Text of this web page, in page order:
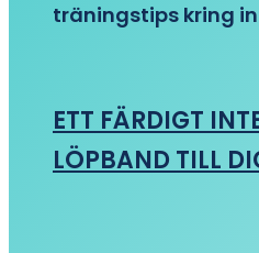
träningstips kring
ETT FÄRDIGT
LÖPBAND TILL